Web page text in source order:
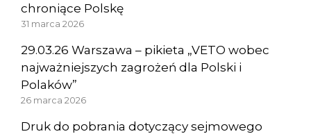
chroniące Polskę
31 marca 2026
29.03.26 Warszawa – pikieta „VETO wobec
najważniejszych zagrożeń dla Polski i
Polaków”
26 marca 2026
Druk do pobrania dotyczący sejmowego